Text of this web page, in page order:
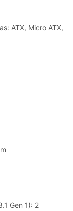
ATX, Micro ATX,
Gen 1): 2